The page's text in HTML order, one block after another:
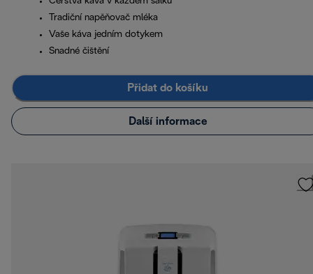
Tradiční napěňovač mléka
Vaše káva jedním dotykem
Snadné čištění
Přidat do košíku
Další informace